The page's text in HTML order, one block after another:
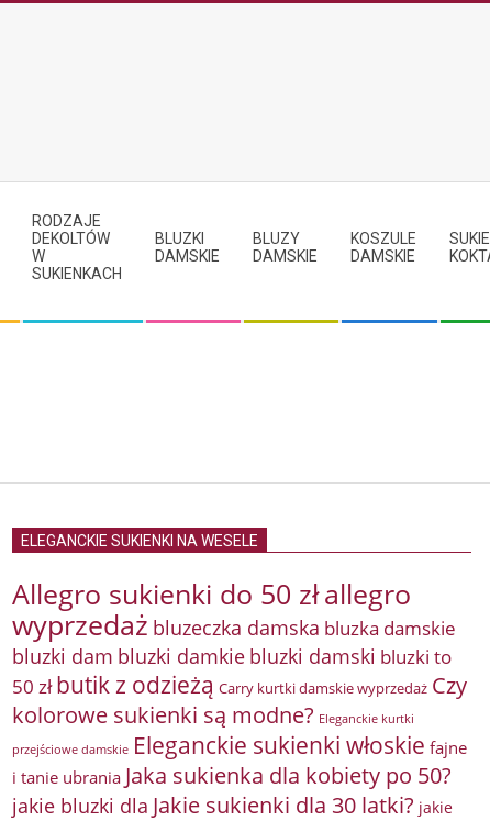
RODZAJE
DEKOLTÓW
W
SUKIENKACH
BLUZKI
DAMSKIE
BLUZY
DAMSKIE
KOSZULE
DAMSKIE
ELEGANCKIE SUKIENKI NA WESELE
Allegro sukienki do 50 złallegro
wyprzedaż bluzeczka damska bluzka damskie
bluzki dam bluzki damkie bluzki damski bluzki to
50 zł butik z odzieżą Carry kurtki damskie wyprzedaż Czy
kolorowe sukienki są modne? Eleganckie kurtki
przejściowe damskie Eleganckie sukienki włoskie fajne
i tanie ubrania Jaka sukienka dla kobiety po 50?
jakie bluzki dla Jakie sukienki dla 30 latki? jakie